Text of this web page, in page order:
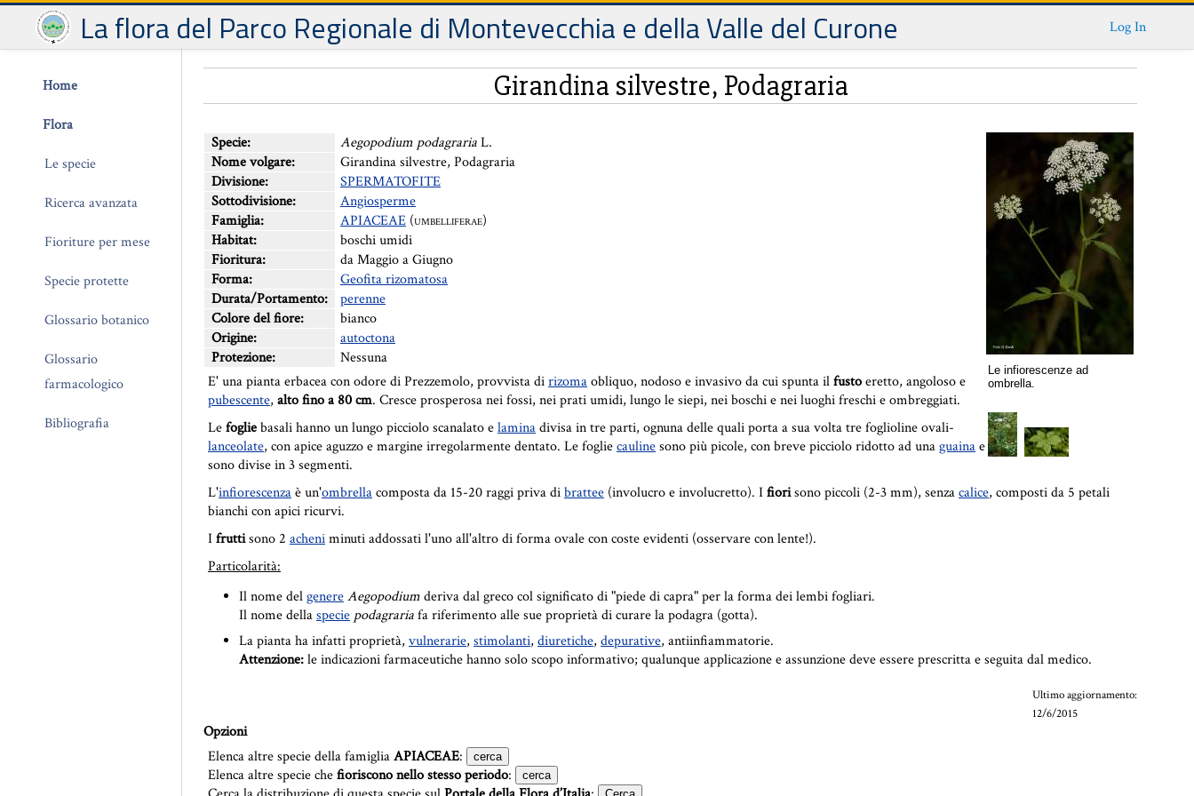
La flora del Parco Regionale di Montevecchia e della Valle del Curone Log In
Home
Flora
Le specie
Ricerca avanzata
Fioriture per mese
Specie protette
Glossario botanico
Glossario
farmacologico
Bibliografia
Girandina silvestre, Podagraria
Le infiorescenze ad
ombrella.
Specie: Aegopodium podagrariaL.
Nome volgare:
Girandina silvestre, Podagraria
Divisione:
SPERMATOFITE
Sottodivisione:
Angiosperme
Famiglia:
APIACEAE (UMBELLIFERAE)
Habitat:
boschi umidi
Fioritura:
da Maggio a Giugno
Forma:
Geofita rizomatosa
Durata/Portamento:
perenne
Colore del fiore:
bianco
Origine:
autoctona
Protezione:
Nessuna
E' una pianta erbacea con odore di Prezzemolo, provvista dirizomaobliquo, nodoso e invasivo da cui spunta ilfustoeretto, angoloso e
pubescente, alto fino a 80 cm. Cresce prosperosa nei fossi, nei prati umidi, lungo le siepi, nei boschi e nei luoghi freschi e ombreggiati.
Lefogliebasali hanno un lungo picciolo scanalato elaminadivisa in tre parti, ognuna delle quali porta a sua volta tre foglioline ovali-
lanceolate, con apice aguzzo e margine irregolarmente dentato. Le fogliecaulinesono più picole, con breve picciolo ridotto ad unaguainae
sono divise in 3 segmenti.
L'infiorescenzaè un'ombrellacomposta da 15-20 raggi priva dibrattee (involucro e involucretto). Ifiorisono piccoli (2-3 mm), senzacalice, composti da 5 petali
bianchi con apici ricurvi.
Ifruttisono 2 acheniminuti addossati l'uno all'altro di forma ovale con coste evidenti (osservare con lente!).
Particolarità:
Il nome delgenereAegopodiumderiva dal greco col significato di "piede di capra" per la forma dei lembi fogliari.
Il nome dellaspecie podagrariafa riferimento alle sue proprietà di curare la podagra (gotta).
La pianta ha infatti proprietà, vulnerarie, stimolanti, diuretiche, depurative, antiinfiammatorie.
Attenzione:le indicazioni farmaceutiche hanno solo scopo informativo; qualunque applicazione e assunzione deve essere prescritta e seguita dal medico.
Ultimo aggiornamento:
12/6/2015
Opzioni
Elenca altre specie della famigliaAPIACEAE:
Elenca altre specie chefioriscono nello stesso periodo: